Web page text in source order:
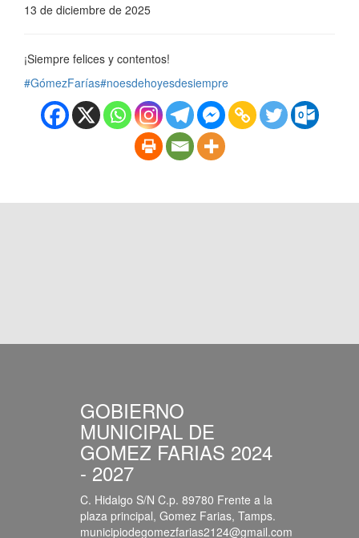
13 de diciembre de 2025
¡Siempre felices y contentos!
#GómezFarías#noesdehoyesdesiempre
GOBIERNO
MUNICIPAL DE
GOMEZ FARIAS 2024
- 2027
C. Hidalgo S/N C.p. 89780 Frente a la
plaza principal, Gomez Farias, Tamps.
municipiodegomezfarias2124@gmail.com